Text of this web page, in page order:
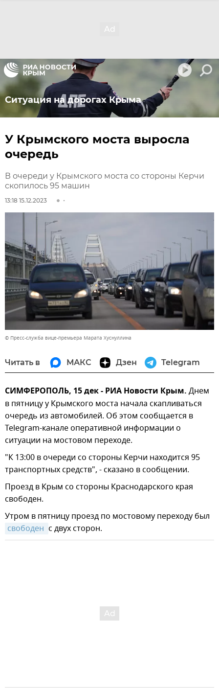
Ситуация на дорогах Крыма
У Крымского моста выросла
очередь
В очереди у Крымского моста со стороны Керчи
скопилось 95 машин
13:18 15.12.2023
© Пресс-служба вице-премьера Марата Хуснуллина
Читать в МАКС Дзен Telegram
СИМФЕРОПОЛЬ, 15 дек - РИА Новости Крым. Днем
в пятницу у Крымского моста начала скапливаться
очередь из автомобилей. Об этом сообщается в
Telegram-канале оперативной информации о
ситуации на мостовом переходе.
"К 13:00 в очереди со стороны Керчи находится 95
транспортных средств", - сказано в сообщении.
Проезд в Крым со стороны Краснодарского края
свободен.
Утром в пятницу проезд по мостовому переходу был
свободен с двух сторон.